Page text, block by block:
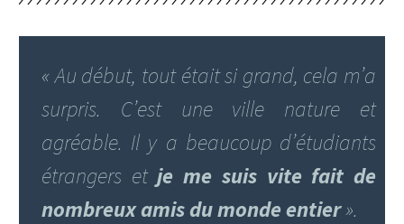
« Au début, tout était si grand, cela m’a
surpris. C’est une ville nature et
agréable. Il y a beaucoup d’étudiants
étrangers etje me suis vite fait de
nombreux amis du monde entier».